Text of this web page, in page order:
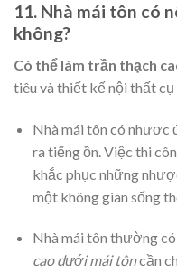
11. Nhà mái tôn có
không?
Có thể làm trần thạch
tiêu và thiết kế nội thất cụ
Nhà mái tôn có nhược
ra tiếng ồn. Việc thi
khắc phục những
một không gian sống
Nhà mái tôn thường
cao dưới mái tôncần